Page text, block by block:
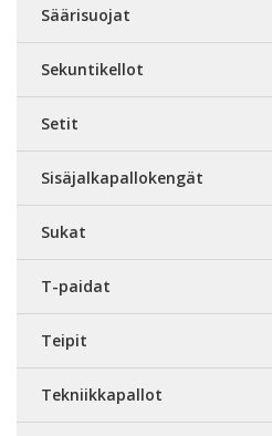
Säärisuojat
Sekuntikellot
Setit
Sisäjalkapallokengät
Sukat
T-paidat
Teipit
Tekniikkapallot